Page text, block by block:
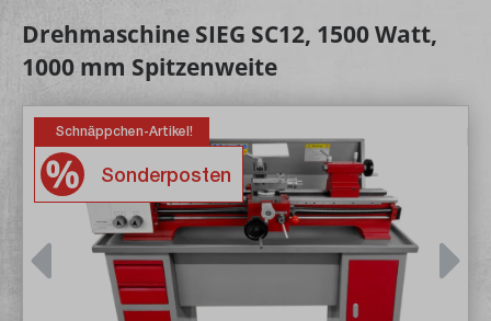
Drehmaschine SIEG SC12, 1500 Watt,
1000 mm Spitzenweite
Schnäppchen-Artikel!
Sonderposten